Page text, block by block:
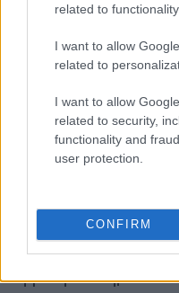
related to
I want to allow
related to
I want to allow
related to security,
functionality and
user protection.
CONFIRM
υψηλότερα ποσοστά
Ενώ τα ποσοστά
κυμάνθηκαν από
οργασμού στους
υψηλότερα από
ποσοστού
Η έρευνα αναφέρει
«βρέθηκαν